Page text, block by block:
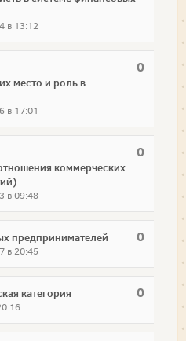
в 13:12
0
место и роль в
в 17:01
0
коммерческих
в 09:48
0
предпринимателей
в 20:45
0
категория